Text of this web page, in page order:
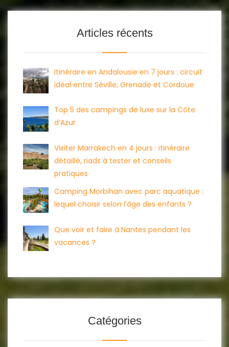
Articles récents
Itinéraire en Andalousie en 7 jours : circuit
idéal entre Séville, Grenade et Cordoue
Top 5 des campings de luxe sur la Côte
d’Azur
Visiter Marrakech en 4 jours : itinéraire
détaillé, riads à tester et conseils
pratiques
Camping Morbihan avec parc aquatique :
lequel choisir selon l’âge des enfants ?
Que voir et faire à Nantes pendant les
vacances ?
Catégories